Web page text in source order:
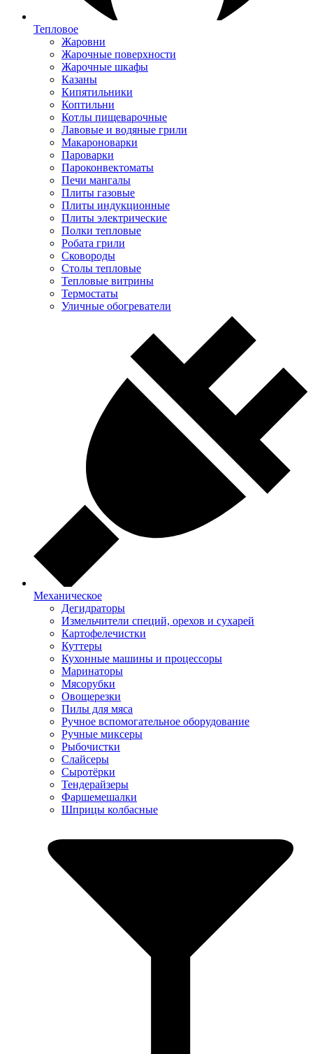
Тепловое
Жаровни
Жарочные поверхности
Жарочные шкафы
Казаны
Кипятильники
Коптильни
Котлы пищеварочные
Лавовые и водяные грили
Макароноварки
Пароварки
Пароконвектоматы
Печи мангалы
Плиты газовые
Плиты индукционные
Плиты электрические
Полки тепловые
Робата грили
Сковороды
Столы тепловые
Тепловые витрины
Термостаты
Уличные обогреватели
Механическое
Дегидраторы
Измельчители специй, орехов и сухарей
Картофелечистки
Куттеры
Кухонные машины и процессоры
Маринаторы
Мясорубки
Овощерезки
Пилы для мяса
Ручное вспомогательное оборудование
Ручные миксеры
Рыбочистки
Слайсеры
Сыротёрки
Тендерайзеры
Фаршемешалки
Шприцы колбасные